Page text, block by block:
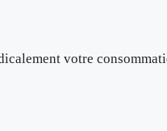
votre